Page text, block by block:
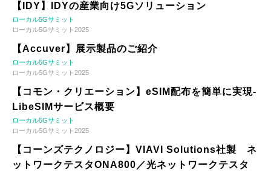
【IDY】IDYの産業向け5Gソリューション
ローカル5Gサミット
ローカル5Gサミット2025
【Accuver】展示製品のご紹介
ローカル5Gサミット
ローカル5Gサミット2025
【コモン・クリエーション】eSIM配布を簡単に実現-
LibeSIMサービス概要
ローカル5Gサミット
ローカル5Gサミット2025
【コーンズテクノロジー】VIAVI Solutions社製 ネ
ットワークテスタONA800／光ネットワークテスタ